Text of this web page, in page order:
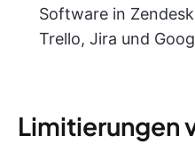
Software in
Trello, Jira und
Limitierungen